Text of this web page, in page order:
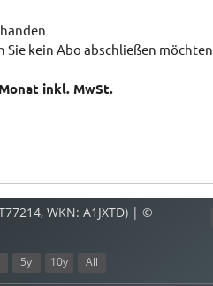
kein Abo abschließen möchten
inkl. MwSt.
WKN: A1JXTD) | ©
5y 10y All